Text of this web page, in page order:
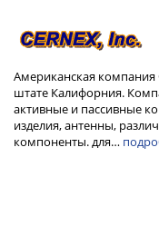
Американская компания
штате Калифорния.
активные и пассивные
изделия, антенны,
компоненты. для…